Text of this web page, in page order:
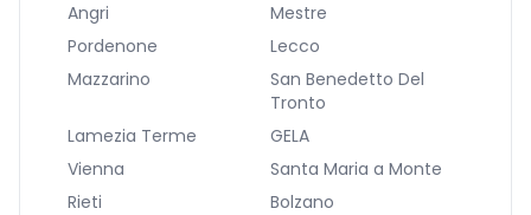
Angri
Mestre
Pordenone
Lecco
Mazzarino
San Benedetto Del
Tronto
Lamezia Terme
GELA
Vienna
Santa Maria a Monte
Rieti
Bolzano